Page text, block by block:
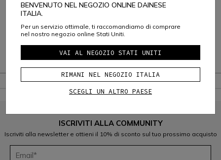
Spedizione e Resi
Assistenza Clienti
Garanzia
ISCRIVITI ALLA COMMUNITY
Iscriviti alla newsletter e ottieni il 10% di sconto sul tuo prossimo acquisto
BENVENUTO NEL NEGOZIO ONLINE DAINESE
ITALIA.
Per un servizio ottimale, ti raccomandiamo di comprare
nel nostro negozio online Stati Uniti.
VAI AL NEGOZIO STATI UNITI
RIMANI NEL NEGOZIO ITALIA
SCEGLI UN ALTRO PAESE